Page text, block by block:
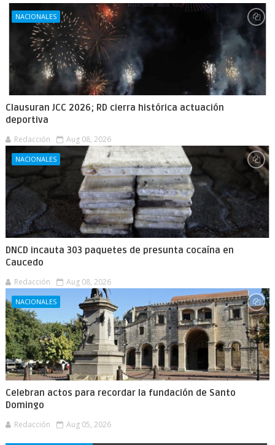
NACIONALES
Clausuran JCC 2026; RD cierra histórica actuación
deportiva
Redacción Aug 08, 2026
NACIONALES
DNCD incauta 303 paquetes de presunta cocaína en
Caucedo
Redacción Aug 08, 2026
NACIONALES
Celebran actos para recordar la fundación de Santo
Domingo
Redacción Aug 05, 2026